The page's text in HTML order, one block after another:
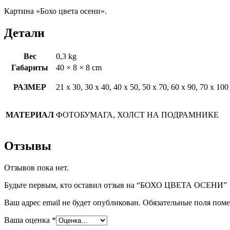
Картина «Бохо цвета осени».
Детали
Вес
0,3 kg
Габариты
40 × 8 × 8 cm
РАЗМЕР 21 х 30, 30 х 40, 40 х 50, 50 х 70, 60 х 90, 70 х 100
МАТЕРИАЛ ФОТОБУМАГА, ХОЛСТ НА ПОДРАМНИКЕ
Отзывы
Отзывов пока нет.
Будьте первым, кто оставил отзыв на “БОХО ЦВЕТА ОСЕНИ”
Ваш адрес email не будет опубликован. Обязательные поля
Ваша оценка *